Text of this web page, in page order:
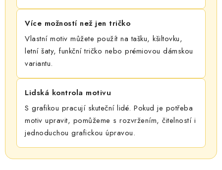
Více možností než jen tričko
Vlastní motiv můžete použít na tašku, kšiltovku,
letní šaty, funkční tričko nebo prémiovou dámskou
variantu.
Lidská kontrola motivu
S grafikou pracují skuteční lidé. Pokud je potřeba
motiv upravit, pomůžeme s rozvržením, čitelností i
jednoduchou grafickou úpravou.